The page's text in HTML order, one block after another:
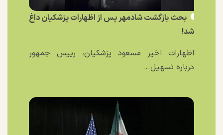
بحث بازگشت شادمهر پس از اظهارات پزشکیان داغ
شد!
اظهارات اخیر مسعود پزشکیان، رییس جمهور
درباره تسهیل...